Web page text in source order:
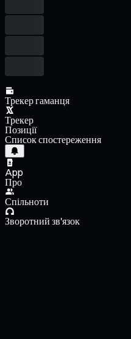
Трекер гаманця
Трекер
Позиції
Список спостереження
App
Про
Спільноти
Зворотний зв'язок